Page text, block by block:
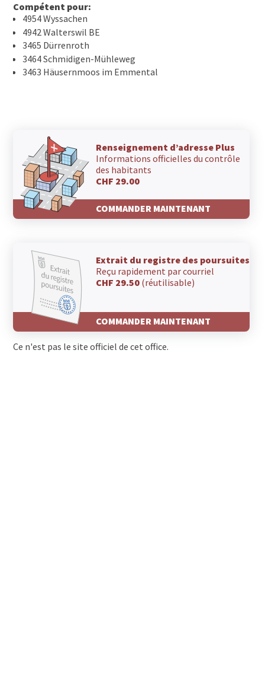
Compétent pour:
4954 Wyssachen
4942 Walterswil BE
3465 Dürrenroth
3464 Schmidigen-Mühleweg
3463 Häusernmoos im Emmental
Renseignement d’adresse Plus
Informations officielles du contrôle
des habitants
CHF 29.00
COMMANDER MAINTENANT
Extrait du registre des poursuites
Reçu rapidement par courriel
CHF 29.50 (réutilisable)
COMMANDER MAINTENANT
Ce n'est pas le site officiel de cet office.